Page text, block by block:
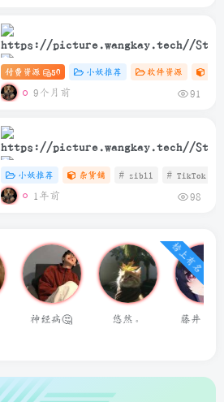
付费资源 50 小妖推荐 软件资源
9个月前 91
小妖推荐 杂货铺 # zibll # TikTok
1年前 98
榜上有名
悠然。 藤井 冬弥 用户14624686